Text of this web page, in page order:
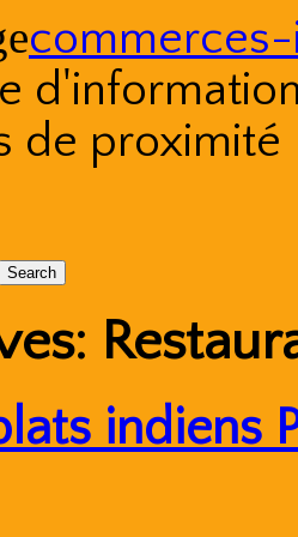
de proximité
indiens